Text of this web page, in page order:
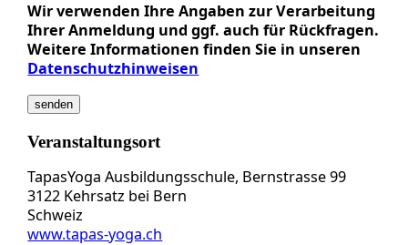
Wir verwenden Ihre Angaben zur Verarbeitung
Ihrer Anmeldung und ggf. auch für Rückfragen.
Weitere Informationen finden Sie in unseren
Datenschutzhinweisen
Veranstaltungsort
TapasYoga Ausbildungsschule, Bernstrasse 99
3122 Kehrsatz bei Bern
Schweiz
www.tapas-yoga.ch